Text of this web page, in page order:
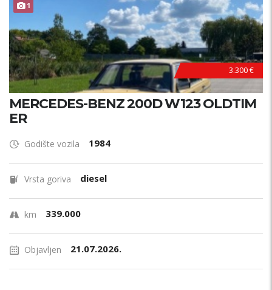
1
3.300 €
MERCEDES-BENZ 200D W123 OLDTIM
ER
Godište vozila 1984
Vrsta goriva diesel
km 339.000
Objavljen 21.07.2026.